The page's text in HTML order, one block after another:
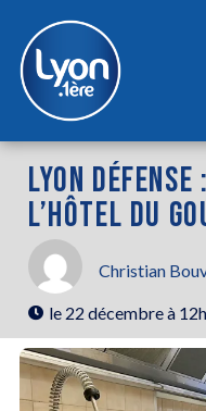
LYON
L’HÔTEL DU
Christian
le 22 décembre à